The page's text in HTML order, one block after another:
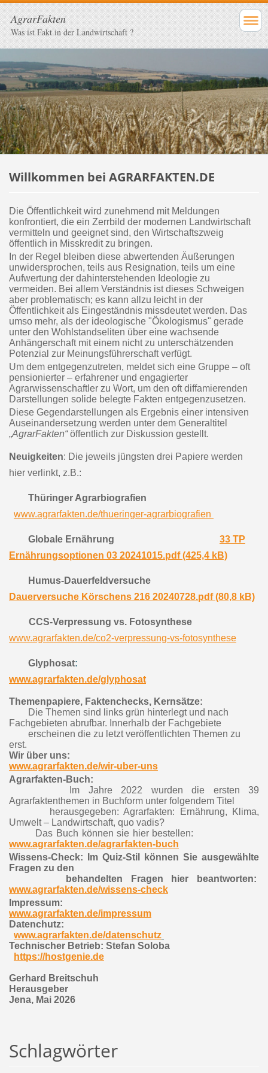
AgrarFakten
Was ist Fakt in der Landwirtschaft ?
Willkommen bei AGRARFAKTEN.DE
Die Öffentlichkeit wird zunehmend mit Meldungen
konfrontiert, die ein Zerrbild der modernen Landwirtschaft
vermitteln und geeignet sind, den Wirtschaftszweig
öffentlich in Misskredit zu bringen.
In der Regel bleiben diese abwertenden Äußerungen
unwidersprochen, teils aus Resignation, teils um eine
Aufwertung der dahinterstehenden Ideologie zu
vermeiden. Bei allem Verständnis ist dieses Schweigen
aber problematisch; es kann allzu leicht in der
Öffentlichkeit als Eingeständnis missdeutet werden. Das
umso mehr, als der ideologische "Ökologismus" gerade
unter den Wohlstandseliten über eine wachsende
Anhängerschaft mit einem nicht zu unterschätzenden
Potenzial zur Meinungsführerschaft verfügt.
Um dem entgegenzutreten, meldet sich eine Gruppe – oft
pensionierter – erfahrener und engagierter
Agrarwissenschaftler zu Wort, um den oft diffamierenden
Darstellungen solide belegte Fakten entgegenzusetzen.
Diese Gegendarstellungen als Ergebnis einer intensiven
Auseinandersetzung werden unter dem Generaltitel
„AgrarFakten“öffentlich zur Diskussion gestellt.
Neuigkeiten: Die jeweils jüngsten drei Papiere werden
hier verlinkt, z.B.:
Thüringer Agrarbiografien
www.agrarfakten.de/thueringer-agrarbiografien
Globale Ernährung
33 TP
Ernährungsoptionen 03 20241015.pdf (425,4 kB)
Humus-Dauerfeldversuche
Dauerversuche Körschens 216 20240728.pdf (80,8 kB)
CCS-Verpressung vs. Fotosynthese
www.agrarfakten.de/co2-verpressung-vs-fotosynthese
Glyphosat:
www.agrarfakten.de/glyphosat
Themenpapiere, Faktenchecks, Kernsätze:
Die Themen sind links grün hinterlegt und nach
Fachgebieten abrufbar. Innerhalb der Fachgebiete
erscheinen die zu letzt veröffentlichten Themen zu
erst.
Wir über uns:
www.agrarfakten.de/wir-uber-uns
Agrarfakten-Buch:
Im Jahre 2022 wurden die ersten 39
Agrarfaktenthemen in Buchform unter folgendem Titel
herausgegeben: Agrarfakten: Ernährung, Klima,
Umwelt – Landwirtschaft, quo vadis?
Das Buch können sie hier bestellen:
www.agrarfakten.de/agrarfakten-buch
Wissens-Check: Im Quiz-Stil können Sie ausgewählte
Fragen zu den
behandelten Fragen hier beantworten:
www.agrarfakten.de/wissens-check
mpressum:
www.agrarfakten.de/impressum
Datenchutz:
www.agrarfakten.de/datenschutz
Technischer Betrieb: Stefan Soloba
https://hostgenie.de
Gerhard Breitschuh
Herausgeber
Jena, Mai 2026
Schlagwörter